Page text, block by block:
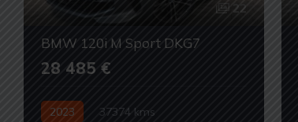
22
BMW 120i M Sport DKG7
28 485 €
2023
37374 kms